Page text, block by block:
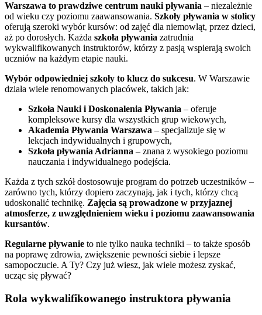
Warszawa to prawdziwe centrum nauki pływania – niezależnie
od wieku czy poziomu zaawansowania. Szkoły pływania w stolicy
oferują szeroki wybór kursów: od zajęć dla niemowląt, przez dzieci,
aż po dorosłych. Każda szkoła pływania zatrudnia
wykwalifikowanych instruktorów, którzy z pasją wspierają swoich
uczniów na każdym etapie nauki.
Wybór odpowiedniej szkoły to klucz do sukcesu. W Warszawie
działa wiele renomowanych placówek, takich jak:
Szkoła Nauki i Doskonalenia Pływania – oferuje
kompleksowe kursy dla wszystkich grup wiekowych,
Akademia Pływania Warszawa – specjalizuje się w
lekcjach indywidualnych i grupowych,
Szkoła pływania Adrianna – znana z wysokiego poziomu
nauczania i indywidualnego podejścia.
Każda z tych szkół dostosowuje program do potrzeb uczestników –
zarówno tych, którzy dopiero zaczynają, jak i tych, którzy chcą
udoskonalić technikę. Zajęcia są prowadzone w przyjaznej
atmosferze, z uwzględnieniem wieku i poziomu zaawansowania
kursantów.
Regularne pływanie to nie tylko nauka techniki – to także sposób
na poprawę zdrowia, zwiększenie pewności siebie i lepsze
samopoczucie. A Ty? Czy już wiesz, jak wiele możesz zyskać,
ucząc się pływać?
Rola wykwalifikowanego instruktora pływania